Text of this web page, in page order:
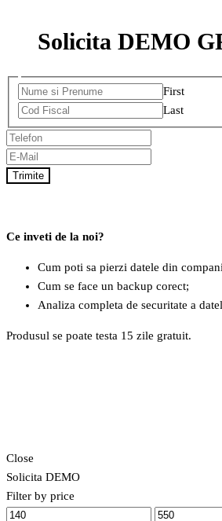
Solicita DEMO
First
Last
Trimite
Ce inveti de la noi?
Cum poti sa pierzi datele din
Cum se face un backup corect;
Analiza completa de securitate a
Produsul se poate testa 15 zile gratuit.
Close
Solicita DEMO
Filter by price
Preț
Preț